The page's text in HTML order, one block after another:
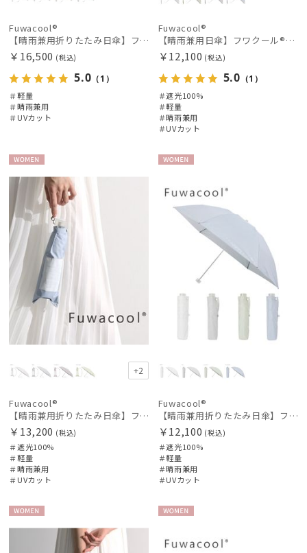
Fuwacool®
【晴雨兼用折りたたみ日傘】フワクール®ホワイト（Fuwacool® White）バイカラー 1級遮光 遮熱 UV99%以上
￥16,500 (税込)
5.0 （1）
＃軽量
＃晴雨兼用
＃UVカット
Fuwacool®
【晴雨兼用日傘】フワクール®ホワイト（Fuwacool® White）スパークルブラッシュ 遮光100 UV100
￥12,100 (税込)
5.0 （1）
＃遮光100%
＃軽量
＃晴雨兼用
＃UVカット
+2
Fuwacool®
【晴雨兼用折りたたみ日傘】フワクール®ホワイト（Fuwacool® White）チューブスタイル 遮光100 UV100
￥13,200 (税込)
＃遮光100%
＃軽量
＃晴雨兼用
＃UVカット
N
Fuwacool®
【晴雨兼用折りたたみ日傘】フワクール®ホワイト（Fuwacool® White）ジオメタリックラメ 遮光100 UV100
￥12,100 (税込)
＃遮光100%
＃軽量
＃晴雨兼用
＃UVカット
N